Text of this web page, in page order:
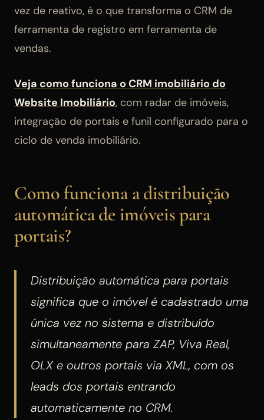
vez de reativo, é o que transforma o CRM de
ferramenta de registro em ferramenta de
vendas.
Veja como funciona o CRM imobiliário do
Website Imobiliário, com radar de imóveis,
integração de portais e funil configurado para o
ciclo de venda imobiliário.
Como funciona a distribuição
automática de imóveis para
portais?
Distribuição automática para portais
significa que o imóvel é cadastrado uma
única vez no sistema e distribuído
simultaneamente para ZAP, Viva Real,
OLX e outros portais via XML, com os
leads dos portais entrando
automaticamente no CRM.